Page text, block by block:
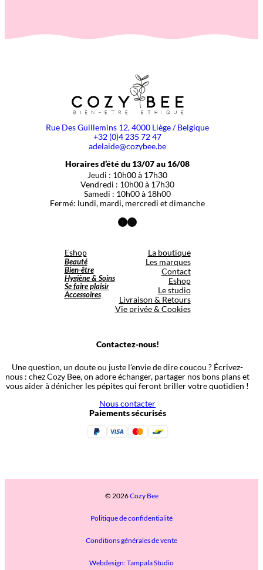
Rue Des Guillemins 12, 4000 Liège / Belgique
+32 (0)4 235 72 47
adelaide@cozybee.be
Horaires d’été du 13/07 au 16/08
Jeudi : 10h00 à 17h30
Vendredi : 10h00 à 17h30
Samedi : 10h00 à 18h00
Fermé: lundi, mardi, mercredi et dimanche
Facebook
Instagram
Eshop
Beauté
Bien-être
Hygiène & Soins
Se faire plaisir
Accessoires
La boutique
Les marques
Contact
Eshop
Le studio
Livraison & Retours
Vie privée & Cookies
Contactez-nous!
Une question, un doute ou juste l’envie de dire coucou ? Écrivez-
nous : chez Cozy Bee, on adore échanger, partager nos bons plans et
vous aider à dénicher les pépites qui feront briller votre quotidien !
Nous contacter
Paiements sécurisés
© 2026Cozy Bee
Politique de confidentialité
Conditions générales de vente
Webdesign: Tampala Studio